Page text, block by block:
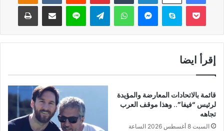
سكايب واتساب لاين
إقرأ ايضا
قائمة بالاتحادات المعارضة والمؤيدة
لرئيس “فيفا”.. وهذا موقف العرب
تجاهه
السبت 8 أغسطس 2026 الساعة